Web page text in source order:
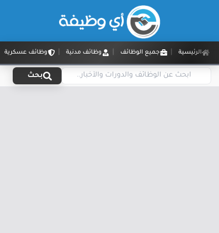
الرئيسية جميع الوظائف وظائف مدنية وظائف عسكرية
بحث